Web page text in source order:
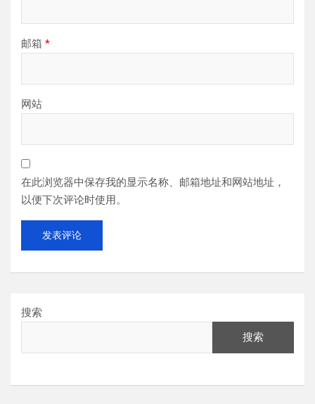
邮箱 *
网站
在此浏览器中保存我的显示名称、邮箱地址和网站地址，
以便下次评论时使用。
搜索
搜索